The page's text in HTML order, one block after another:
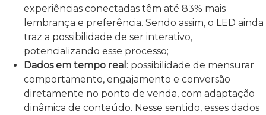
experiências conectadas têm até 83% mais
lembrança e preferência. Sendo assim, o LED ainda
traz a possibilidade de ser interativo,
potencializando esse processo;
Dados em tempo real : possibilidade de mensurar
comportamento, engajamento e conversão
diretamente no ponto de venda, com adaptação
dinâmica de conteúdo. Nesse sentido, esses dados